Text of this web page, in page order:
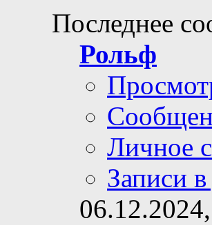
Последнее
Рольф
Личное
Записи
06.12.2024,